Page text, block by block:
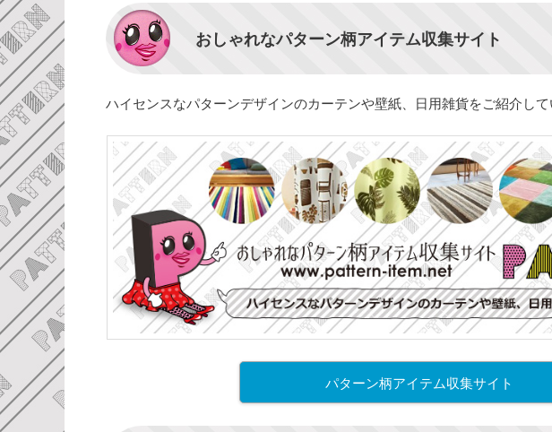
おしゃれなパターン柄アイテム収集サイト
ハイセンスなパターンデザインのカーテンや壁紙、日用雑貨をご紹介して
パターン柄アイテム収集サイト